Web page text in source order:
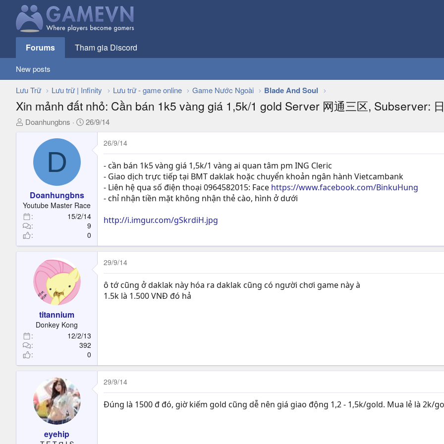
Forums Tham gia Discord
New posts
Lưu Trữ Lưu trữ | Infinity Lưu trữ - game online Game Nước Ngoài Blade And Soul
Xin mảnh đất nhỏ: Cần bán 1k5 vàng giá 1,5k/1 gold Server 网通三区, Subserver:
T
a
r
t
e
r
Doanhungbns
N
26/9/14
D
Doanhungbns
Youtube Master Race
15/2/14
9
0
26/9/14
- cần bán 1k5 vàng giá 1,5k/1 vàng ai quan tâm pm ING Cleric
- Giao dịch trực tiếp tại BMT daklak hoặc chuyển khoản ngân hành Vietcambank
- Liên hệ qua số điện thoại 0964582015: Face https://www.facebook.com/BinkuHung
- chỉ nhận tiền mặt không nhận thẻ cào, hình ở dưới
http://i.imgur.com/gSkrdiH.jpg
titannium
Donkey Kong
12/2/13
392
0
29/9/14
ô tớ cũng ở daklak này hóa ra daklak cũng có người chơi game này à
1.5k là 1.500 VNĐ đó hả
eyehip
29/9/14
Đúng là 1500 đ đó, giờ kiếm gold cũng dễ nên giá giao động 1,2 - 1,5k/gold. Mua lẻ là 2k/